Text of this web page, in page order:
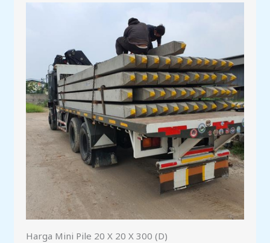
Harga Mini Pile 20 X 20 X 300 (D)